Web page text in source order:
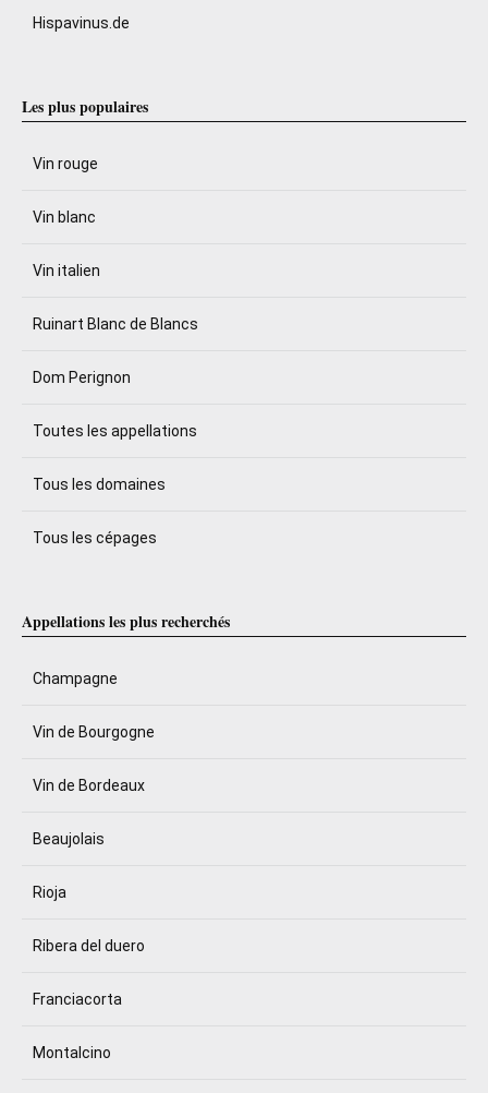
Hispavinus.de
Les plus populaires
Vin rouge
Vin blanc
Vin italien
Ruinart Blanc de Blancs
Dom Perignon
Toutes les appellations
Tous les domaines
Tous les cépages
Appellations les plus recherchés
Champagne
Vin de Bourgogne
Vin de Bordeaux
Beaujolais
Rioja
Ribera del duero
Franciacorta
Montalcino